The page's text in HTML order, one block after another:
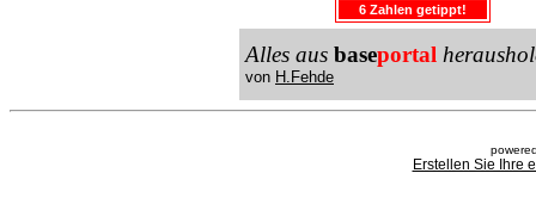
6 Zahlen getippt!
Alles aus baseportal
von H.Fehde
Erstellen Sie Ihre